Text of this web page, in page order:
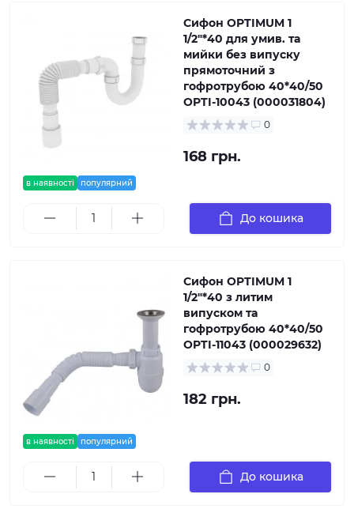
в наявності популярний
Сифон OPTIMUM 1
1/2″*40 для умив. та
мийки без випуску
прямоточний з
гофротрубою 40*40/50
OPTI-10043 (000031804)
0
168 грн.
До кошика
в наявності популярний
Сифон OPTIMUM 1
1/2″*40 з литим
випуском та
гофротрубою 40*40/50
OPTI-11043 (000029632)
0
182 грн.
До кошика